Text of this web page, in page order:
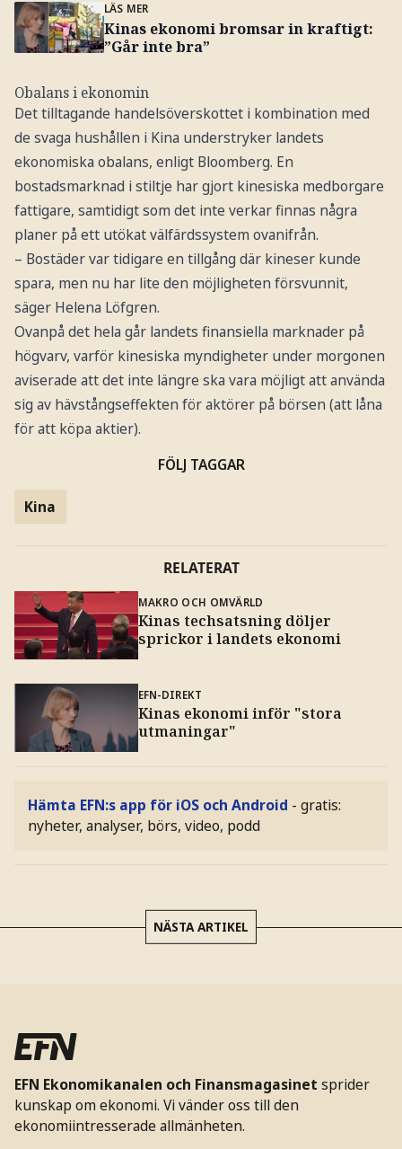
LÄS MER
Kinas ekonomi bromsar in kraftigt:
”Går inte bra”
Obalans i ekonomin
Det tilltagande handelsöverskottet i kombination med
de svaga hushållen i Kina understryker landets
ekonomiska obalans, enligt Bloomberg. En
bostadsmarknad i stiltje har gjort kinesiska medborgare
fattigare, samtidigt som det inte verkar finnas några
planer på ett utökat välfärdssystem ovanifrån.
– Bostäder var tidigare en tillgång där kineser kunde
spara, men nu har lite den möjligheten försvunnit,
säger Helena Löfgren.
Ovanpå det hela går landets finansiella marknader på
högvarv, varför kinesiska myndigheter under morgonen
aviserade att det inte längre ska vara möjligt att använda
sig av hävstångseffekten för aktörer på börsen (att låna
för att köpa aktier).
FÖLJ TAGGAR
Kina
RELATERAT
MAKRO OCH OMVÄRLD
Kinas techsatsning döljer
sprickor i landets ekonomi
EFN-DIREKT
Kinas ekonomi inför "stora
utmaningar"
Hämta EFN:s app för iOS och Android - gratis:
nyheter, analyser, börs, video, podd
NÄSTA ARTIKEL
EFN Ekonomikanalen och Finansmagasinet sprider
kunskap om ekonomi. Vi vänder oss till den
ekonomiintresserade allmänheten.